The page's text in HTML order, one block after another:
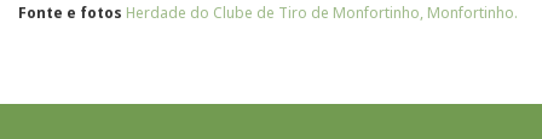
Fonte e fotos Herdade do Clube de Tiro de Monfortinho, Monfortinho.